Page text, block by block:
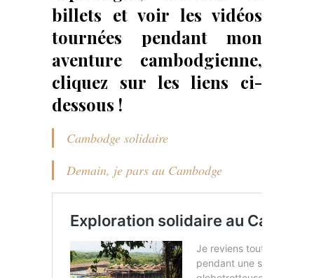
billets et voir les vidéos
tournées pendant mon
aventure cambodgienne,
cliquez sur les liens ci-
dessous !
Cambodge solidaire
Demain, je pars au Cambodge